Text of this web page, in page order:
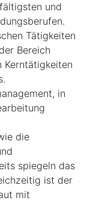
und
Tätigkeiten
Bereich
Kerntätigkeiten
in
die
spiegeln das
ist der
mit